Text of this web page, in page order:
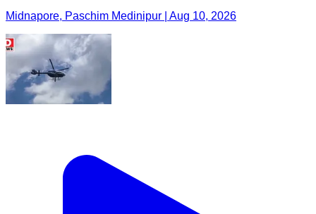
Midnapore, Paschim Medinipur | Aug 10, 2026